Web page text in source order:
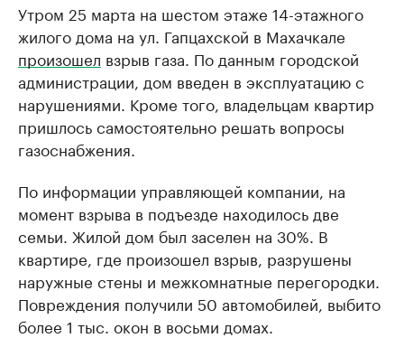
Утром 25 марта на шестом этаже 14-этажного
жилого дома на ул. Гапцахской в Махачкале
произошел взрыв газа. По данным городской
администрации, дом введен в эксплуатацию с
нарушениями. Кроме того, владельцам квартир
пришлось самостоятельно решать вопросы
газоснабжения.
По информации управляющей компании, на
момент взрыва в подъезде находилось две
семьи. Жилой дом был заселен на 30%. В
квартире, где произошел взрыв, разрушены
наружные стены и межкомнатные перегородки.
Повреждения получили 50 автомобилей, выбито
более 1 тыс. окон в восьми домах.